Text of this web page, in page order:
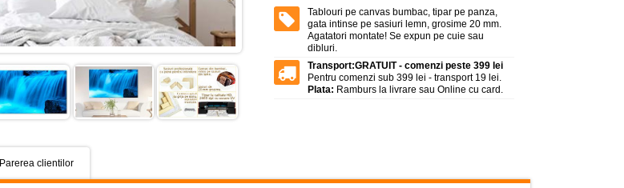
Tablouri pe canvas bumbac, tipar pe panza,
gata intinse pe sasiuri lemn, grosime 20 mm.
Agatatori montate! Se expun pe cuie sau
dibluri.
Transport:GRATUIT - comenzi peste 399 lei
Pentru comenzi sub 399 lei - transport 19 lei.
Plata: Ramburs la livrare sau Online cu card.
Parerea clientilor